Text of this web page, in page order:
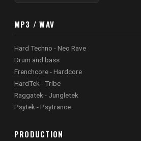
MP3 / WAV
Hard Techno - Neo Rave
Drum and bass
Frenchcore - Hardcore
HardTek - Tribe
Raggatek - Jungletek
Psytek - Psytrance
PRODUCTION